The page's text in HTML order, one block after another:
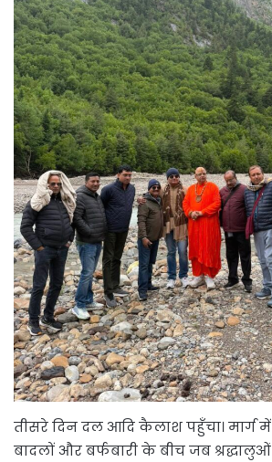
तीसरे दिन दल आदि कैलाश पहुँचा। मार्ग
बादलों और बर्फबारी के बीच जब